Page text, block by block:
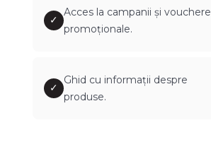
✓
Acces la campanii și vouchere
promoționale.
✓
Ghid cu informații despre
produse.